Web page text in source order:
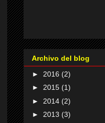
Archivo del blog
► 2016 (2)
► 2015 (1)
► 2014 (2)
► 2013 (3)